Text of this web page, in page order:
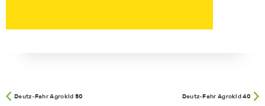
Deutz-Fahr Agrokid 50 Deutz-Fahr Agrokid 40